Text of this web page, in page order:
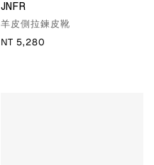
JNFR
羊皮側拉鍊皮靴
NT 5,280